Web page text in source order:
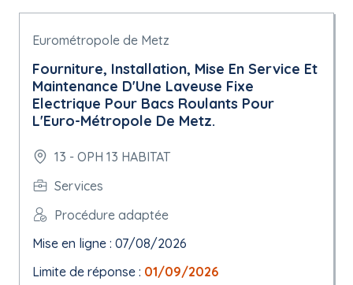
Eurométropole de Metz
Fourniture, Installation, Mise En Service Et
Maintenance D'Une Laveuse Fixe
Electrique Pour Bacs Roulants Pour
L'Euro-Métropole De Metz.
13 - OPH 13 HABITAT
Services
Procédure adaptée
Mise en ligne : 07/08/2026
Limite de réponse : 01/09/2026